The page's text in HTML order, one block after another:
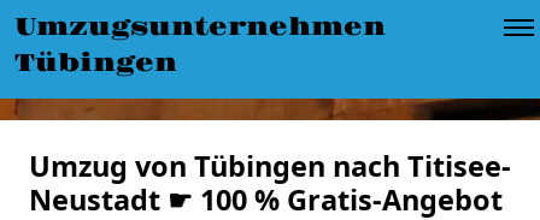
Umzugsunternehmen
Tübingen
Umzug von Tübingen nach Titisee-
Neustadt ☛ 100 % Gratis-Angebot